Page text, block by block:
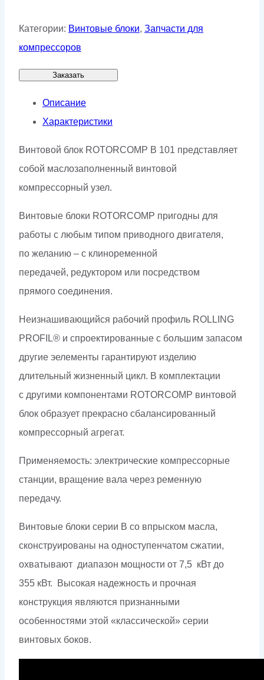
Категории: Винтовые блоки, Запчасти для
компрессоров
Заказать
Описание
Характеристики
Винтовой блок ROTORCOMP B 101 представляет
собой маслозаполненный винтовой
компрессорный узел.
Винтовые блоки ROTORCOMP пригодны для
работы с любым типом приводного двигателя,
по желанию – с клиноременной
передачей, редуктором или посредством
прямого соединения.
Неизнашивающийся рабочий профиль ROLLING
PROFIL® и спроектированные с большим запасом
другие эелементы гарантируют изделию
длительный жизненный цикл. В комплектации
с другими компонентами ROTORCOMP винтовой
блок образует прекрасно сбалансированный
компрессорный агрегат.
Применяемость: электрические компрессорные
станции, вращение вала через ременную
передачу.
Винтовые блоки серии B со впрыском масла,
сконструированы на одноступенчатом сжатии,
охватывают диапазон мощности от 7,5 кВт до
355 кВт. Высокая надежность и прочная
конструкция являются признанными
особенностями этой «классической» серии
винтовых боков.